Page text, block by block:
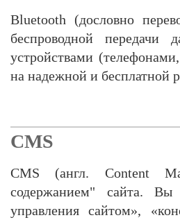
Bluetooth (дословно
беспроводной
устройствами
на надежной и бесплатной
CMS
CMS (англ. Content
содержанием" сайта. Вы
управления сайтом»,